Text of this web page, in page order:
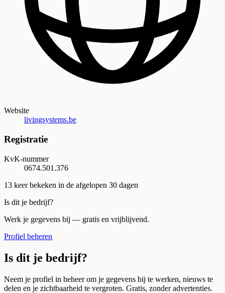
Website
livingsystems.be
Registratie
KvK-nummer
0674.501.376
13 keer bekeken in de afgelopen 30 dagen
Is dit je bedrijf?
Werk je gegevens bij — gratis en vrijblijvend.
Profiel beheren
Is dit je bedrijf?
Neem je profiel in beheer om je gegevens bij te werken, nieuws te
delen en je zichtbaarheid te vergroten. Gratis, zonder advertenties.